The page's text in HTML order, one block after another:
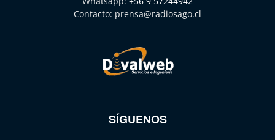
Contacto: prensa@radiosago.cl
SÍGUENOS